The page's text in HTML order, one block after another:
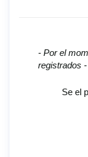
- Por el
registrados -
Se el
New